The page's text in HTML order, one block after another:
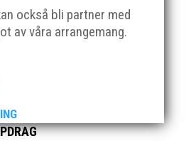
också bli partner med
av våra arrangemang.
nyårsafton. Formen är
runt Pildammsparken (2,7 km
med tidtagning på de fem